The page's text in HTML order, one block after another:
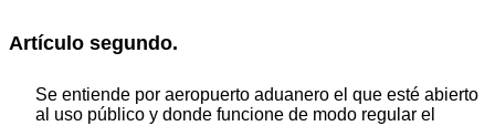
Artículo segundo.
Se entiende por aeropuerto aduanero el que esté abierto
al uso público y donde funcione de modo regular el